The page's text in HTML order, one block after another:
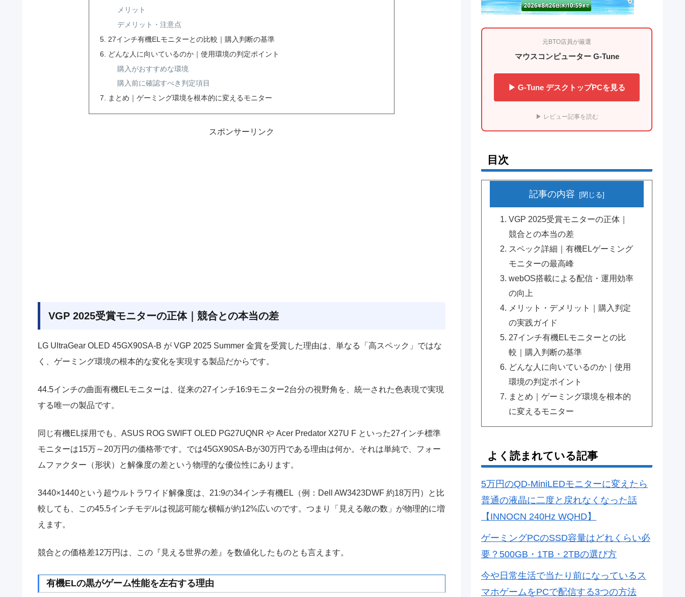
メリット
デメリット・注意点
27インチ有機ELモニターとの比較｜購入判断の基準
どんな人に向いているのか｜使用環境の判定ポイント
購入がおすすめな環境
購入前に確認すべき判定項目
まとめ｜ゲーミング環境を根本的に変えるモニター
スポンサーリンク
VGP 2025受賞モニターの正体｜競合との本当の差
LG UltraGear OLED 45GX90SA-B が VGP 2025 Summer 金賞を受賞した理由は、単なる「高スペック」ではな
く、ゲーミング環境の根本的な変化を実現する製品だからです。
44.5インチの曲面有機ELモニターは、従来の27インチ16:9モニター2台分の視野角を、統一された色表現で実現
する唯一の製品です。
同じ有機EL採用でも、ASUS ROG SWIFT OLED PG27UQNR や Acer Predator X27U F といった27インチ標準
モニターは15万～20万円の価格帯です。では45GX90SA-Bが30万円である理由は何か。それは単純で、フォー
ムファクター（形状）と解像度の差という物理的な優位性にあります。
3440×1440という超ウルトラワイド解像度は、21:9の34インチ有機EL（例：Dell AW3423DWF 約18万円）と比
較しても、この45.5インチモデルは視認可能な横幅が約12%広いのです。つまり「見える敵の数」が物理的に増
えます。
競合との価格差12万円は、この『見える世界の差』を数値化したものとも言えます。
有機ELの黒がゲーム性能を左右する理由
元BTO店員が厳選
マウスコンピューター G-Tune
▶ G-Tune デスクトップPCを見る
▶ レビュー記事を読む
目次
記事の内容
VGP 2025受賞モニターの正体｜
競合との本当の差
スペック詳細｜有機ELゲーミング
モニターの最高峰
webOS搭載による配信・運用効率
の向上
メリット・デメリット｜購入判定
の実践ガイド
27インチ有機ELモニターとの比
較｜購入判断の基準
どんな人に向いているのか｜使用
環境の判定ポイント
まとめ｜ゲーミング環境を根本的
に変えるモニター
よく読まれている記事
5万円のQD-MiniLEDモニターに変えたら
普通の液晶に二度と戻れなくなった話
【INNOCN 240Hz WQHD】
ゲーミングPCのSSD容量はどれくらい必
要？500GB・1TB・2TBの選び方
今や日常生活で当たり前になっているス
マホゲームをPCで配信する3つの方法